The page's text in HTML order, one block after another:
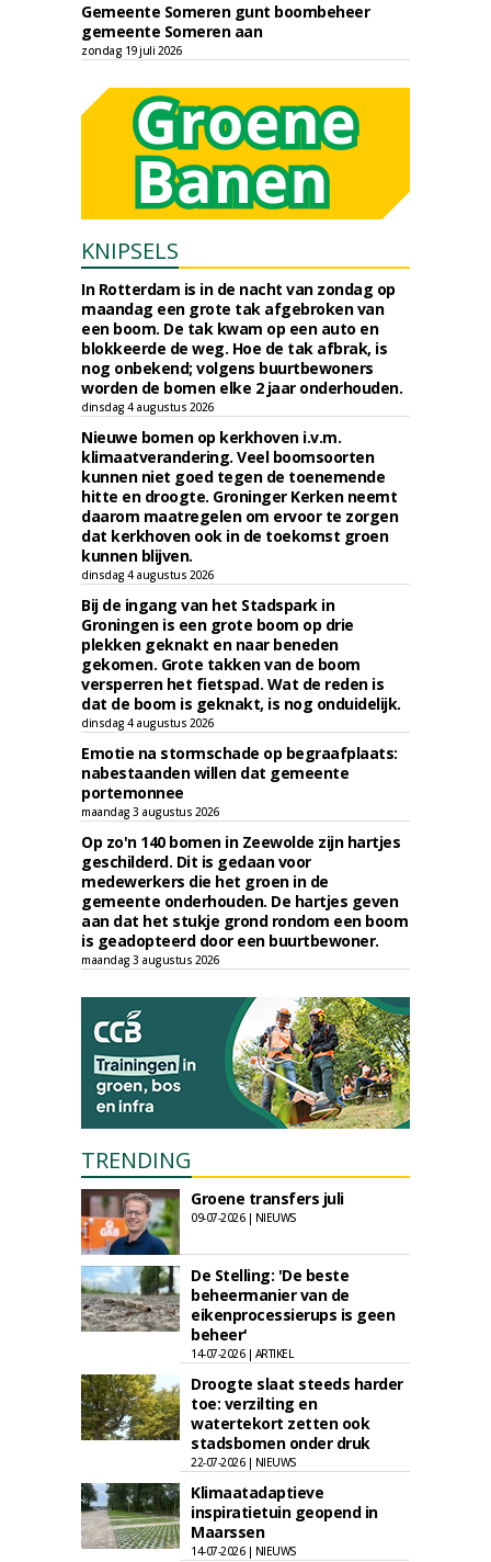
Gemeente Someren gunt boombeheer
gemeente Someren aan
zondag 19 juli 2026
KNIPSELS
In Rotterdam is in de nacht van zondag op
maandag een grote tak afgebroken van
een boom. De tak kwam op een auto en
blokkeerde de weg. Hoe de tak afbrak, is
nog onbekend; volgens buurtbewoners
worden de bomen elke 2 jaar onderhouden.
dinsdag 4 augustus 2026
Nieuwe bomen op kerkhoven i.v.m.
klimaatverandering. Veel boomsoorten
kunnen niet goed tegen de toenemende
hitte en droogte. Groninger Kerken neemt
daarom maatregelen om ervoor te zorgen
dat kerkhoven ook in de toekomst groen
kunnen blijven.
dinsdag 4 augustus 2026
Bij de ingang van het Stadspark in
Groningen is een grote boom op drie
plekken geknakt en naar beneden
gekomen. Grote takken van de boom
versperren het fietspad. Wat de reden is
dat de boom is geknakt, is nog onduidelijk.
dinsdag 4 augustus 2026
Emotie na stormschade op begraafplaats:
nabestaanden willen dat gemeente
portemonnee
maandag 3 augustus 2026
Op zo'n 140 bomen in Zeewolde zijn hartjes
geschilderd. Dit is gedaan voor
medewerkers die het groen in de
gemeente onderhouden. De hartjes geven
aan dat het stukje grond rondom een boom
is geadopteerd door een buurtbewoner.
maandag 3 augustus 2026
TRENDING
Groene transfers juli
09-07-2026 | NIEUWS
De Stelling: 'De beste
beheermanier van de
eikenprocessierups is geen
beheer'
14-07-2026 | ARTIKEL
Droogte slaat steeds harder
toe: verzilting en
watertekort zetten ook
stadsbomen onder druk
22-07-2026 | NIEUWS
Klimaatadaptieve
inspiratietuin geopend in
Maarssen
14-07-2026 | NIEUWS